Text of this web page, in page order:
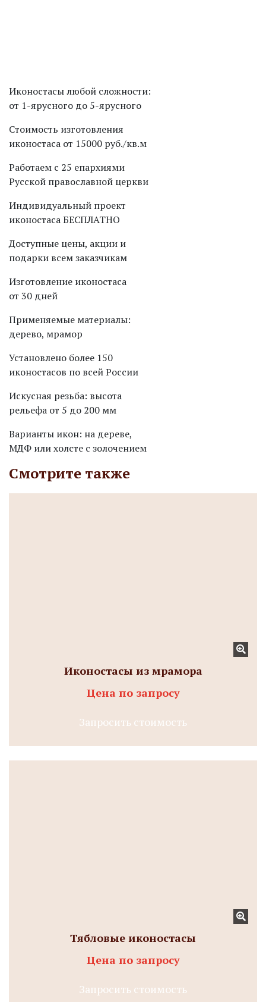
Иконостасы любой сложности:
от 1-ярусного до 5-ярусного
Стоимость изготовления
иконостаса от 15000 руб./кв.м
Работаем с 25 епархиями
Русской православной церкви
Индивидуальный проект
иконостаса БЕСПЛАТНО
Доступные цены, акции и
подарки всем заказчикам
Изготовление иконостаса
от 30 дней
Применяемые материалы:
дерево, мрамор
Установлено более 150
иконостасов по всей России
Искусная резьба: высота
рельефа от 5 до 200 мм
Варианты икон: на дереве,
МДФ или холсте с золочением
Смотрите также
Иконостасы из мрамора
Цена по запросу
Запросить стоимость
Тябловые иконостасы
Цена по запросу
Запросить стоимость